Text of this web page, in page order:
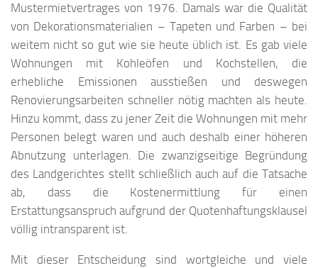
Mustermietvertrages von 1976. Damals war die Qualität
von Dekorationsmaterialien – Tapeten und Farben – bei
weitem nicht so gut wie sie heute üblich ist. Es gab viele
Wohnungen mit Kohleöfen und Kochstellen, die
erhebliche Emissionen ausstießen und deswegen
Renovierungsarbeiten schneller nötig machten als heute.
Hinzu kommt, dass zu jener Zeit die Wohnungen mit mehr
Personen belegt waren und auch deshalb einer höheren
Abnutzung unterlagen. Die zwanzigseitige Begründung
des Landgerichtes stellt schließlich auch auf die Tatsache
ab, dass die Kostenermittlung für einen
Erstattungsanspruch aufgrund der Quotenhaftungsklausel
völlig intransparent ist.
Mit dieser Entscheidung sind wortgleiche und viele